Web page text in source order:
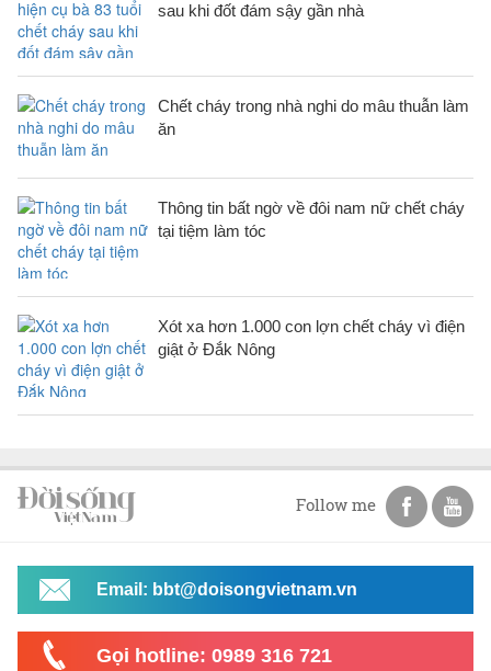
sau khi đốt đám sậy gần nhà
Chết cháy trong nhà nghi do mâu thuẫn làm
ăn
Thông tin bất ngờ về đôi nam nữ chết cháy
tại tiệm làm tóc
Xót xa hơn 1.000 con lợn chết cháy vì điện
giật ở Đắk Nông
Follow me
Email: bbt@doisongvietnam.vn
Gọi hotline: 0989 316 721